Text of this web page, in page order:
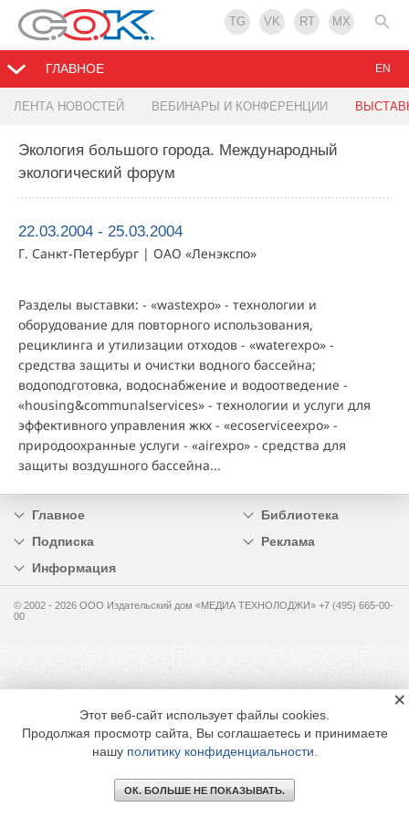
TG VK RT MX
ГЛАВНОЕ
ЛЕНТА НОВОСТЕЙ ВЕБИНАРЫ И КОНФЕРЕНЦИИ
EN
Экология большого города. Международный
экологический форум
22.03.2004 - 25.03.2004
Г. Санкт-Петербург | ОАО «Ленэкспо»
Разделы выставки: - «wastexpo» - технологии и
оборудование для повторного использования,
рециклинга и утилизации отходов - «waterexpo» -
средства защиты и очистки водного бассейна;
водоподготовка, водоснабжение и водоотведение -
«housing&communalservices» - технологии и услуги для
эффективного управления жкх - «ecoserviceexpo» -
природоохранные услуги - «airexpo» - средства для
защиты воздушного бассейна...
Главное
Библиотека
Подписка
Реклама
Информация
© 2002 - 2026 OOO Издательский дом «МЕДИА ТЕХНОЛОДЖИ» +7 (495) 665-00-
00
Этот веб-сайт использует файлы cookies.
Продолжая просмотр сайта, Вы соглашаетесь и принимаете
нашу политику конфиденциальности
ОК. БОЛЬШЕ НЕ ПОКАЗЫВАТЬ.
×